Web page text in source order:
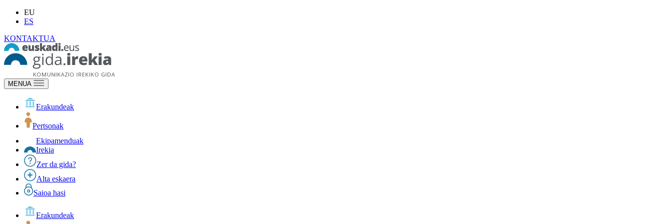
EU
ES
KONTAKTUA
MENUA
Erakundeak
Pertsonak
Ekipamenduak
Irekia
Zer da gida?
Alta eskaera
Saioa hasi
Erakundeak